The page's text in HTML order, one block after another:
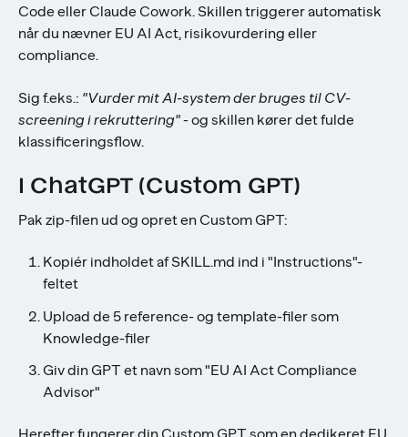
Code eller Claude Cowork. Skillen triggerer automatisk
når du nævner EU AI Act, risikovurdering eller
compliance.
Sig f.eks.: "Vurder mit AI-system der bruges til CV-
screening i rekruttering"- og skillen kører det fulde
klassificeringsflow.
I ChatGPT (Custom GPT)
Pak zip-filen ud og opret en Custom GPT:
Kopiér indholdet af SKILL.md ind i "Instructions"-
feltet
Upload de 5 reference- og template-filer som
Knowledge-filer
Giv din GPT et navn som "EU AI Act Compliance
Advisor"